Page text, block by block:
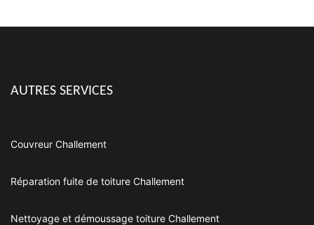
AUTRES SERVICES
Couvreur Challement
Réparation fuite de toiture Challement
Nettoyage et démoussage toiture Challement